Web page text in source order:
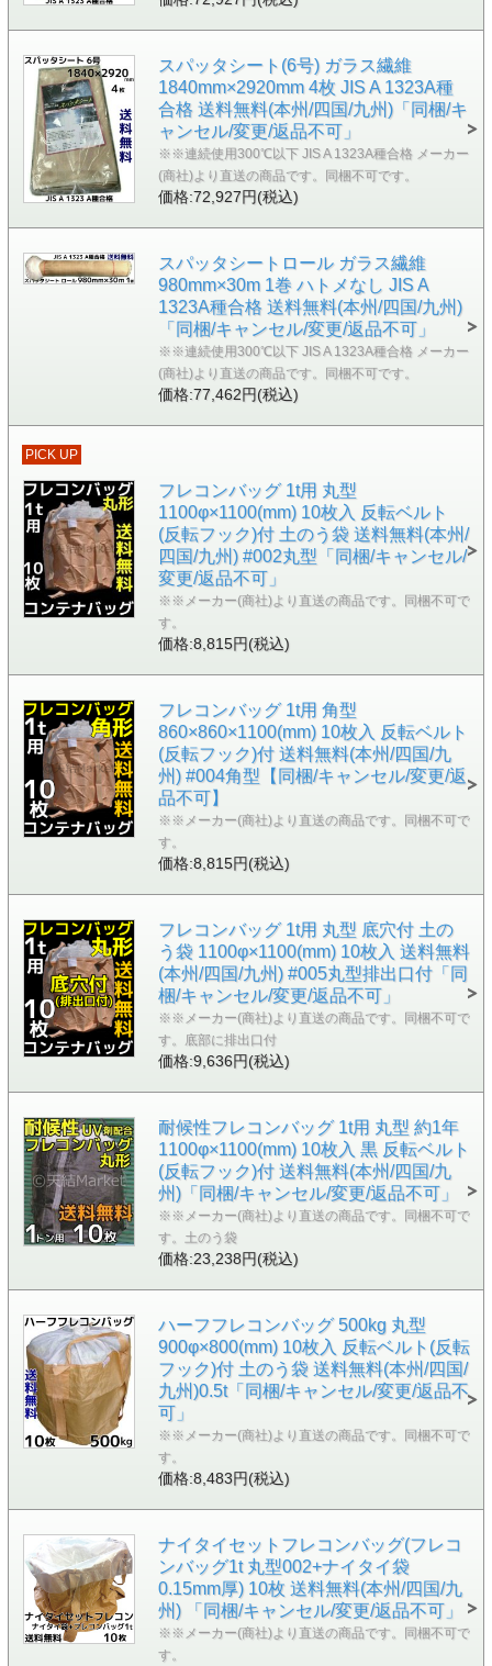
スパッタシート(6号) ガラス繊維
1840mm×2920mm 4枚 JIS A 1323A種
合格 送料無料(本州/四国/九州)「同梱/キ
ャンセル/変更/返品不可」
※※連続使用300℃以下 JIS A 1323A種合格 メーカー
(商社)より直送の商品です。同梱不可です。
価格:72,927円(税込)
スパッタシートロール ガラス繊維
980mm×30m 1巻 ハトメなし JIS A
1323A種合格 送料無料(本州/四国/九州)
「同梱/キャンセル/変更/返品不可」
※※連続使用300℃以下 JIS A 1323A種合格 メーカー
(商社)より直送の商品です。同梱不可です。
価格:77,462円(税込)
PICK UP
フレコンバッグ 1t用 丸型
1100φ×1100(mm) 10枚入 反転ベルト
(反転フック)付 土のう袋 送料無料(本州/
四国/九州) #002丸型「同梱/キャンセル/
変更/返品不可」
※※メーカー(商社)より直送の商品です。同梱不可で
す。
価格:8,815円(税込)
フレコンバッグ 1t用 角型
860×860×1100(mm) 10枚入 反転ベルト
(反転フック)付 送料無料(本州/四国/九
州) #004角型【同梱/キャンセル/変更/返
品不可】
※※メーカー(商社)より直送の商品です。同梱不可で
す。
価格:8,815円(税込)
フレコンバッグ 1t用 丸型 底穴付 土の
う袋 1100φ×1100(mm) 10枚入 送料無料
(本州/四国/九州) #005丸型排出口付「同
梱/キャンセル/変更/返品不可」
※※メーカー(商社)より直送の商品です。同梱不可で
す。底部に排出口付
価格:9,636円(税込)
耐候性フレコンバッグ 1t用 丸型 約1年
1100φ×1100(mm) 10枚入 黒 反転ベルト
(反転フック)付 送料無料(本州/四国/九
州)「同梱/キャンセル/変更/返品不可」
※※メーカー(商社)より直送の商品です。同梱不可で
す。土のう袋
価格:23,238円(税込)
ハーフフレコンバッグ 500kg 丸型
900φ×800(mm) 10枚入 反転ベルト(反転
フック)付 土のう袋 送料無料(本州/四国/
九州)0.5t「同梱/キャンセル/変更/返品不
可」
※※メーカー(商社)より直送の商品です。同梱不可で
す。
価格:8,483円(税込)
ナイタイセットフレコンバッグ(フレコ
ンバッグ1t 丸型002+ナイタイ袋
0.15mm厚) 10枚 送料無料(本州/四国/九
州) 「同梱/キャンセル/変更/返品不可」
※※メーカー(商社)より直送の商品です。同梱不可で
す。